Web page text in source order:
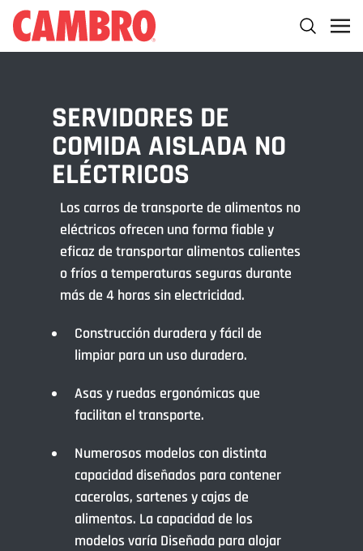
SERVIDORES DE
COMIDA AISLADA NO
ELÉCTRICOS
Los carros de transporte de alimentos no
eléctricos ofrecen una forma fiable y
eficaz de transportar alimentos calientes
o fríos a temperaturas seguras durante
más de 4 horas sin electricidad.
Construcción duradera y fácil de
limpiar para un uso duradero.
Asas y ruedas ergonómicas que
facilitan el transporte.
Numerosos modelos con distinta
capacidad diseñados para contener
cacerolas, sartenes y cajas de
alimentos. La capacidad de los
modelos varía Diseñada para alojar